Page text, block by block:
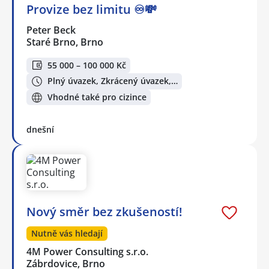
Provize bez limitu ♾️💸
Peter Beck
Staré Brno, Brno
55 000 – 100 000 Kč
Plný úvazek, Zkrácený úvazek,…
Vhodné také pro cizince
dnešní
Nový směr bez zkušeností!
Nutně vás hledají
4M Power Consulting s.r.o.
Zábrdovice, Brno